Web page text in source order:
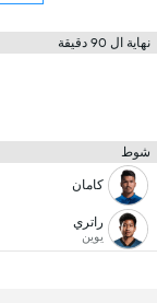
نهاية ال 90 دقيقة
شوط
كامان
راتري
يوين